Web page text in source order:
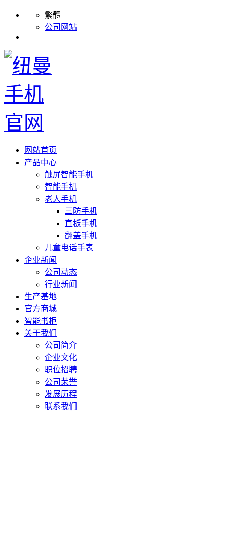
繁體
公司网站
网站首页
产品中心
触屏智能手机
智能手机
老人手机
三防手机
直板手机
翻盖手机
儿童电话手表
企业新闻
公司动态
行业新闻
生产基地
官方商城
智能书柜
关于我们
公司简介
企业文化
职位招聘
公司荣誉
发展历程
联系我们